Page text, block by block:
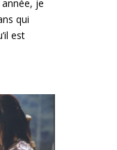
je
qui
est